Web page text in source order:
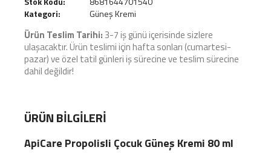
Kategori:
Güneş Kremi
Ürün Teslim Tarihi:3-7 iş günü içerisinde sizlere
ulaşacaktır. Ürün teslimi için hafta sonları (cumartesi-
pazar) ve özel tatil günleri iş sürecine ve teslim sürecine
dahil değildir!
ÜRÜN BILGILERI
ApiCare Propolisli Çocuk Güneş Kremi 80 ml